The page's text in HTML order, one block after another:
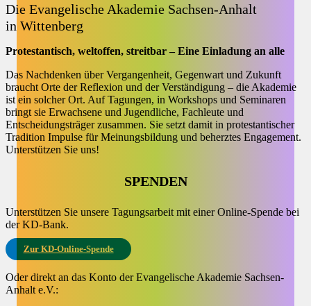
Die Evangelische Akademie Sachsen-Anhalt
in Wittenberg
Protestantisch, weltoffen, streitbar – Eine Einladung an alle
Das Nachdenken über Vergangenheit, Gegenwart und Zukunft
braucht Orte der Reflexion und der Verständigung – die Akademie
ist ein solcher Ort. Auf Tagungen, in Workshops und Seminaren
bringt sie Erwachsene und Jugendliche, Fachleute und
Entscheidungsträger zusammen. Sie setzt damit in protestantischer
Tradition Impulse für Meinungsbildung und beherztes Engagement.
Unterstützen Sie uns!
SPENDEN
Unterstützen Sie unsere Tagungsarbeit mit einer Online-Spende bei
der KD-Bank.
Zur KD-Online-Spende
Oder direkt an das Konto der Evangelische Akademie Sachsen-
Anhalt e.V.: